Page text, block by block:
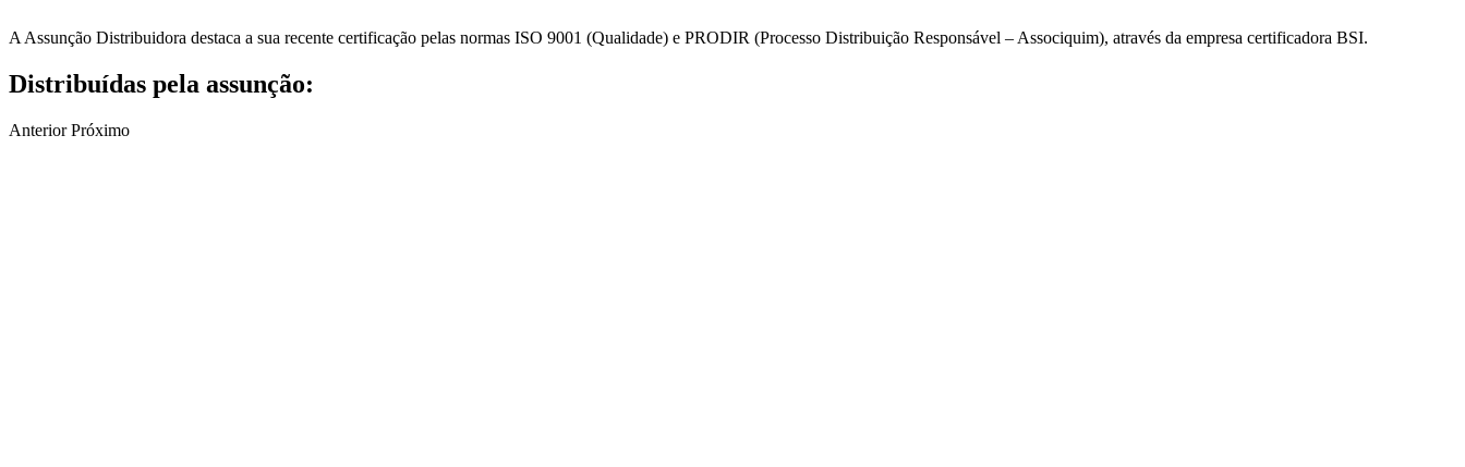
A Assunção Distribuidora destaca a sua recente certificação pelas normas ISO 9001 (Qualidade) e PRODIR (Processo Distribuição Responsável – Associquim), através da empresa certificadora BSI.
Distribuídas pela assunção:
Anterior Próximo